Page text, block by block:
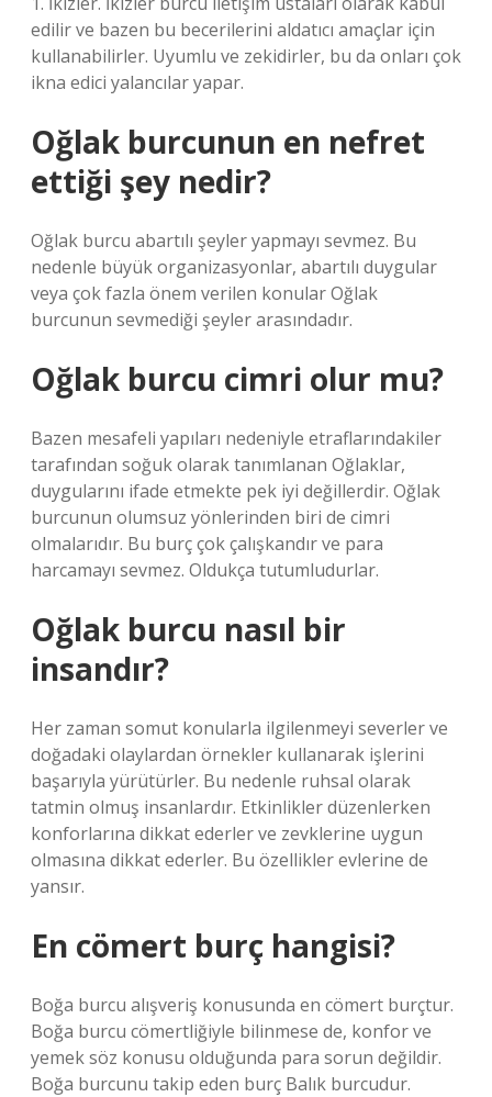
edilir ve bazen bu becerilerini aldatıcı amaçlar için
kullanabilirler. Uyumlu ve zekidirler, bu da onları çok
ikna edici yalancılar yapar.
Oğlak burcunun en nefret
ettiği şey nedir?
Oğlak burcu abartılı şeyler yapmayı sevmez. Bu
nedenle büyük organizasyonlar, abartılı duygular
veya çok fazla önem verilen konular Oğlak
burcunun sevmediği şeyler arasındadır.
Oğlak burcu cimri olur mu?
Bazen mesafeli yapıları nedeniyle etraflarındakiler
tarafından soğuk olarak tanımlanan Oğlaklar,
duygularını ifade etmekte pek iyi değillerdir. Oğlak
burcunun olumsuz yönlerinden biri de cimri
olmalarıdır. Bu burç çok çalışkandır ve para
harcamayı sevmez. Oldukça tutumludurlar.
Oğlak burcu nasıl bir
insandır?
Her zaman somut konularla ilgilenmeyi severler ve
doğadaki olaylardan örnekler kullanarak işlerini
başarıyla yürütürler. Bu nedenle ruhsal olarak
tatmin olmuş insanlardır. Etkinlikler düzenlerken
konforlarına dikkat ederler ve zevklerine uygun
olmasına dikkat ederler. Bu özellikler evlerine de
yansır.
En cömert burç hangisi?
Boğa burcu alışveriş konusunda en cömert burçtur.
Boğa burcu cömertliğiyle bilinmese de, konfor ve
yemek söz konusu olduğunda para sorun değildir.
Boğa burcunu takip eden burç Balık burcudur.